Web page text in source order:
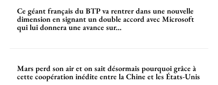
Ce géant français du BTP va rentrer dans une nouvelle
dimension en signant un double accord avec Microsoft
qui lui donnera une avance sur...
Mars perd son air et on sait désormais pourquoi grâce à
cette coopération inédite entre la Chine et les États-Unis